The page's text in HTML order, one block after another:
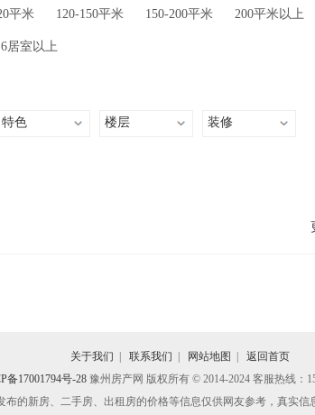
平米 120-150平米 150-200平米 200平米以上
6居室以上
特色 楼层 装修
关于我们 联系我们 网站地图
返回首页
备17001794号-28 豫州房产网 版权所有 © 2014-2024 客服热线：
布的新房、二手房、出租房的价格等信息仅供网友参考，真实信